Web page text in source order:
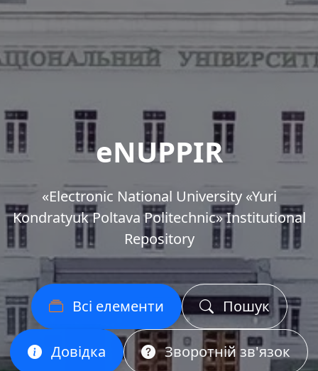
eNUPPIR
«Еlectronic National University «Yuri
Kondratyuk Poltava Politechnic» Institutional
Repository
Всі елементи Пошук
Довідка Зворотній зв'язок